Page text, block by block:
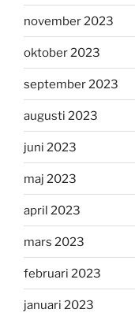
november 2023
oktober 2023
september 2023
augusti 2023
juni 2023
maj 2023
april 2023
mars 2023
februari 2023
januari 2023